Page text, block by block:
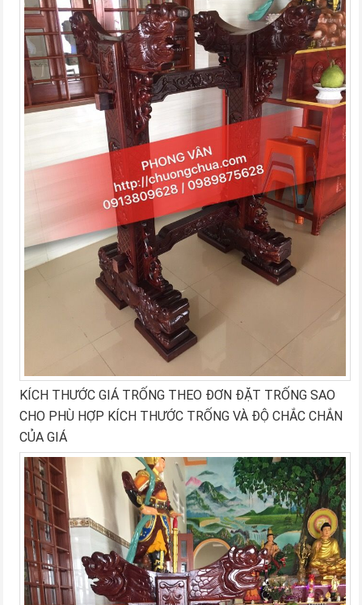
KÍCH THƯỚC GIÁ TRỐNG THEO ĐƠN ĐẶT TRỐNG SAO
CHO PHÙ HỢP KÍCH THƯỚC TRỐNG VÀ ĐỘ CHẮC CHẮN
CỦA GIÁ